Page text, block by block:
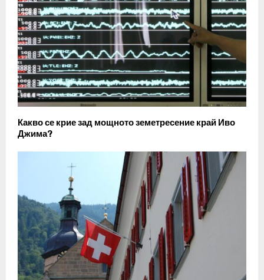
Какво се крие зад мощното земетресение край Иво
Джима?